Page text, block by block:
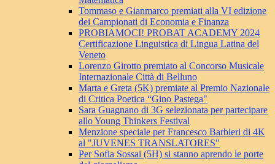
Tommaso e Gianmarco premiati alla VI edizione
dei Campionati di Economia e Finanza
PROBIAMOCI! PROBAT ACADEMY 2024
Certificazione Linguistica di Lingua Latina del
Veneto
Lorenzo Girotto premiato al Concorso Musicale
Internazionale Città di Belluno
Marta e Greta (5K) premiate al Premio Nazionale
di Critica Poetica “Gino Pastega"
Sara Guagnano di 3G selezionata per partecipare
allo Young Thinkers Festival
Menzione speciale per Francesco Barbieri di 4K
al "JUVENES TRANSLATORES"
Per Sofia Sossai (5H) si stanno aprendo le porte